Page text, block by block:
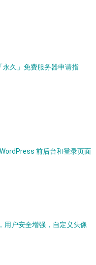
永久」免费服务器申请指
前后台和登录页面
用户安全增强，自定义头像